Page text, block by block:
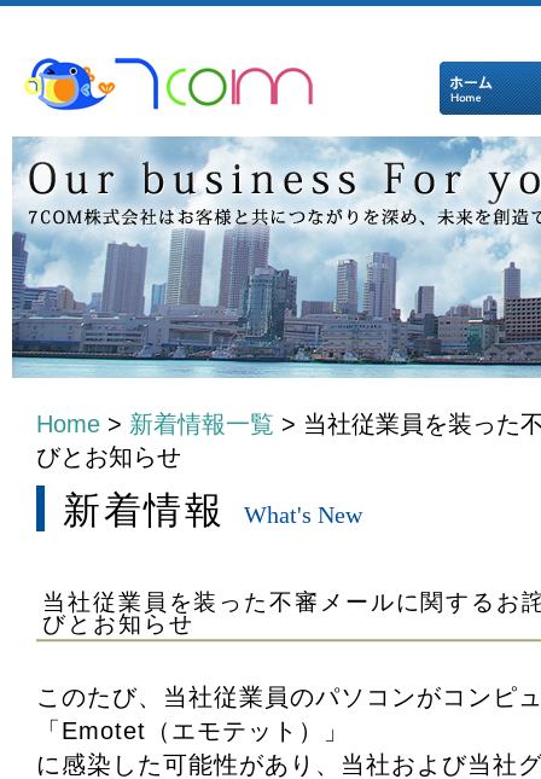
Home > 新着情報一覧 > 当社従業員を装った
びとお知らせ
新着情報 What's New
当社従業員を装った不審メールに関するお
びとお知らせ
このたび、当社従業員のパソコンがコンピ
「Emotet（エモテット）」
に感染した可能性があり、当社および当社